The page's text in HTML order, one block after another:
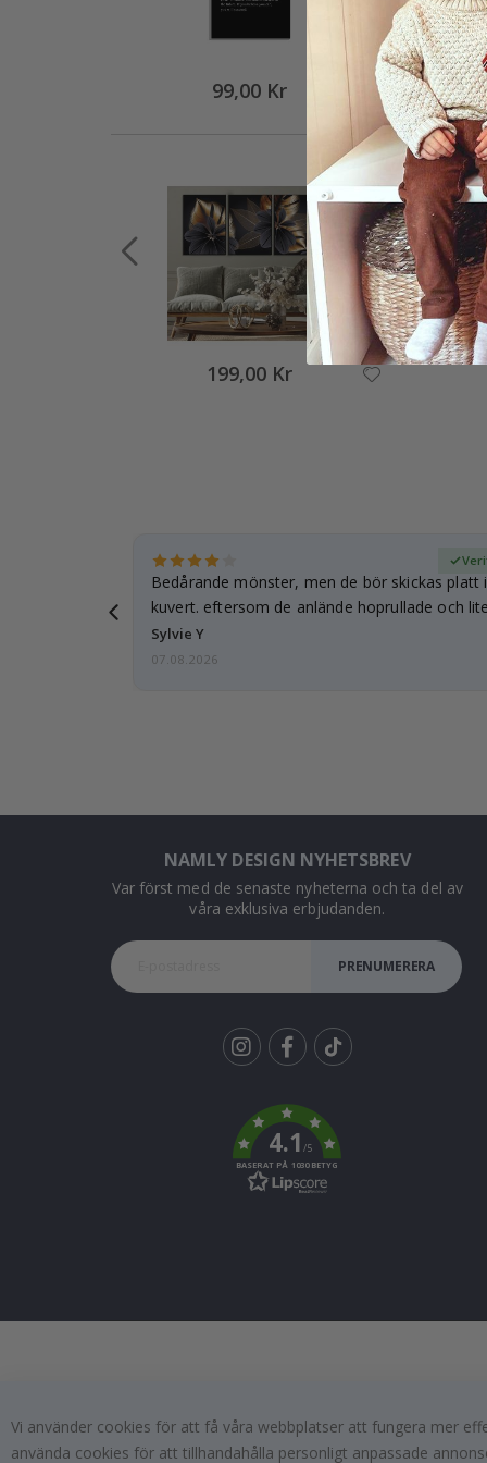
99,00 Kr
199,00 Kr
Bedårande mönster, men de bör skickas platt
kuvert. eftersom de anlände hoprullade och
…
Sylvie Y
07.08.2026
NAMLY DESIGN NYHETSBREV
Var först med de senaste nyheterna och ta del av
våra exklusiva erbjudanden.
PRENUMERERA
k
4.1/5
BASERAT PÅ 1030 BETYG
Vi använder cookies för att få våra webbplatser att fungera mer
använda cookies för att tillhandahålla personligt anpassade